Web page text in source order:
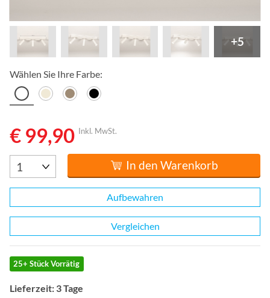
+5
Wählen Sie Ihre Farbe:
€ 99,90 Inkl. MwSt.
In den Warenkorb
Aufbewahren
Vergleichen
25+ Stück Vorrätig
Lieferzeit: 3 Tage